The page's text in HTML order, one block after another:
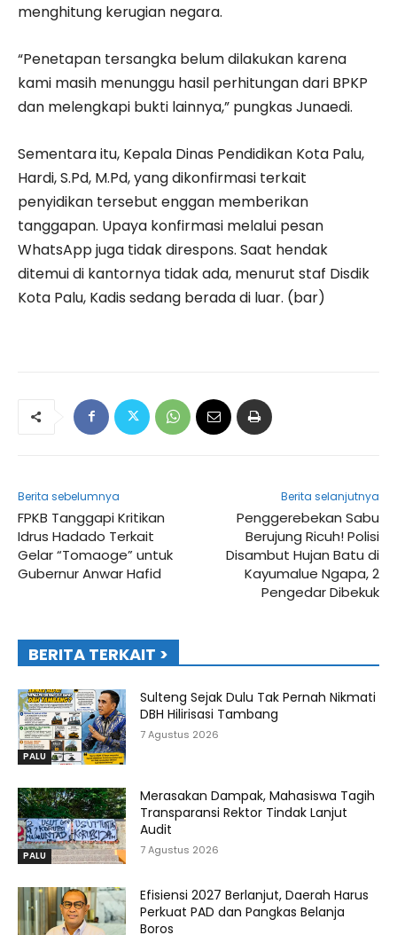
menghitung kerugian negara.
“Penetapan tersangka belum dilakukan karena
kami masih menunggu hasil perhitungan dari BPKP
dan melengkapi bukti lainnya,” pungkas Junaedi.
Sementara itu, Kepala Dinas Pendidikan Kota Palu,
Hardi, S.Pd, M.Pd, yang dikonfirmasi terkait
penyidikan tersebut enggan memberikan
tanggapan. Upaya konfirmasi melalui pesan
WhatsApp juga tidak direspons. Saat hendak
ditemui di kantornya tidak ada, menurut staf Disdik
Kota Palu, Kadis sedang berada di luar. (bar)
Berita sebelumnya
FPKB Tanggapi Kritikan
Idrus Hadado Terkait
Gelar “Tomaoge” untuk
Gubernur Anwar Hafid
Berita selanjutnya
Penggerebekan Sabu
Berujung Ricuh! Polisi
Disambut Hujan Batu di
Kayumalue Ngapa, 2
Pengedar Dibekuk
BERITA TERKAIT >
PALU
Sulteng Sejak Dulu Tak Pernah Nikmati
DBH Hilirisasi Tambang
7 Agustus 2026
PALU
Merasakan Dampak, Mahasiswa Tagih
Transparansi Rektor Tindak Lanjut
Audit
7 Agustus 2026
Efisiensi 2027 Berlanjut, Daerah Harus
Perkuat PAD dan Pangkas Belanja
Boros